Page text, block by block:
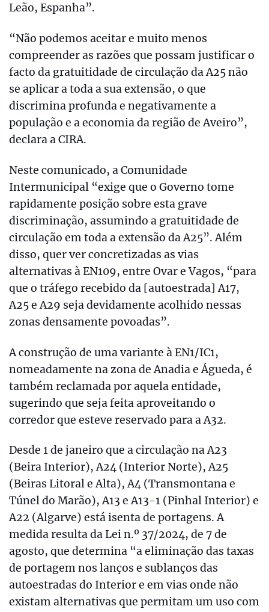
Leão, Espanha”.
“Não podemos aceitar e muito menos
compreender as razões que possam justificar o
facto da gratuitidade de circulação da A25 não
se aplicar a toda a sua extensão, o que
discrimina profunda e negativamente a
população e a economia da região de Aveiro”,
declara a CIRA.
Neste comunicado, a Comunidade
Intermunicipal “exige que o Governo tome
rapidamente posição sobre esta grave
discriminação, assumindo a gratuitidade de
circulação em toda a extensão da A25”. Além
disso, quer ver concretizadas as vias
alternativas à EN109, entre Ovar e Vagos, “para
que o tráfego recebido da [autoestrada] A17,
A25 e A29 seja devidamente acolhido nessas
zonas densamente povoadas”.
A construção de uma variante à EN1/IC1,
nomeadamente na zona de Anadia e Águeda, é
também reclamada por aquela entidade,
sugerindo que seja feita aproveitando o
corredor que esteve reservado para a A32.
Desde 1 de janeiro que a circulação na A23
(Beira Interior), A24 (Interior Norte), A25
(Beiras Litoral e Alta), A4 (Transmontana e
Túnel do Marão), A13 e A13-1 (Pinhal Interior) e
A22 (Algarve) está isenta de portagens. A
medida resulta da Lei n.º 37/2024, de 7 de
agosto, que determina “a eliminação das taxas
de portagem nos lanços e sublanços das
autoestradas do Interior e em vias onde não
existam alternativas que permitam um uso com